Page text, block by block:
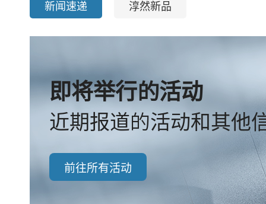
新闻速递 淳然新品
即将举行的活动
近期报道的活动和其他
前往所有活动